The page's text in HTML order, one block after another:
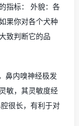
指标： 外貌：各
果你对各个犬种
致判断它的品
鼻内嗅神经极发
敏，其灵敏度经
很长，有利于对